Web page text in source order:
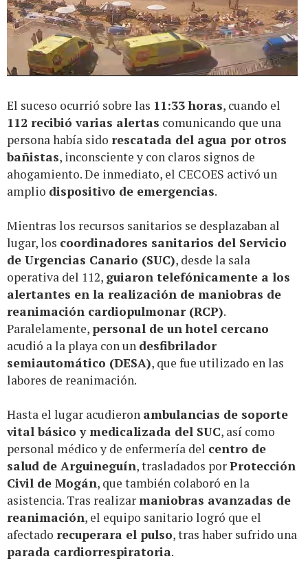
El suceso ocurrió sobre las 11:33 horas, cuando el
112 recibió varias alertas comunicando que una
persona había sido rescatada del agua por otros
bañistas, inconsciente y con claros signos de
ahogamiento. De inmediato, el CECOES activó un
amplio dispositivo de emergencias.
Mientras los recursos sanitarios se desplazaban al
lugar, los coordinadores sanitarios del Servicio
de Urgencias Canario (SUC), desde la sala
operativa del 112, guiaron telefónicamente a los
alertantes en la realización de maniobras de
reanimación cardiopulmonar (RCP).
Paralelamente, personal de un hotel cercano
acudió a la playa con un desfibrilador
semiautomático (DESA), que fue utilizado en las
labores de reanimación.
Hasta el lugar acudieron ambulancias de soporte
vital básico y medicalizada del SUC, así como
personal médico y de enfermería del centro de
salud de Arguineguín, trasladados porProtección
Civil de Mogán, que también colaboró en la
asistencia. Tras realizarmaniobras avanzadas de
reanimación, el equipo sanitario logró que el
afectado recuperara el pulso, tras haber sufrido una
parada cardiorrespiratoria.